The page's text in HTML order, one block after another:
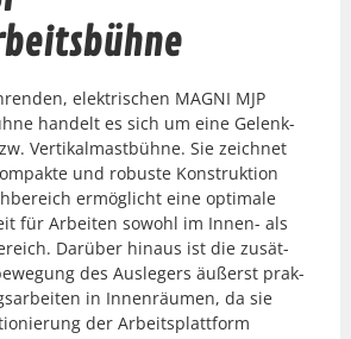
elek­trischen MAGNI MJP
han­delt es sich um eine Gelenk­
Ver­tikalmast­bühne. Sie zeich­net
und robuste Kon­struk­tion
ermöglicht eine opti­male
für Arbeit­en sowohl im Innen- als
Darüber hin­aus ist die zusät­
des Auslegers äußerst prak­
in Innen­räu­men, da sie
der Arbeit­splat­tform